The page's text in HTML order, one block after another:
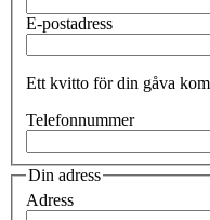
E-postadress
Ett kvitto för din gåva
Telefonnummer
Din adress
Adress